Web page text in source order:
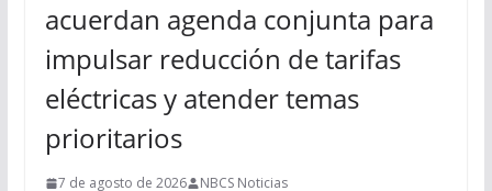
acuerdan agenda conjunta para
impulsar reducción de tarifas
eléctricas y atender temas
prioritarios
7 de agosto de 2026 NBCS Noticias